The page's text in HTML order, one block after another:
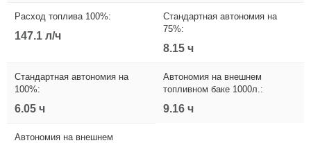
Расход топлива 100%:
147.1 л/ч
Стандартная автономия на
75%:
8.15 ч
Стандартная автономия на
100%:
6.05 ч
Автономия на внешнем
топливном баке 1000л.:
9.16 ч
Автономия на внешнем